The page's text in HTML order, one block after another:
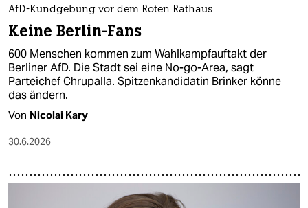
AfD-Kundgebung vor dem Roten Rathaus
Keine Berlin-Fans
600 Menschen kommen zum Wahlkampfauftakt der
Berliner AfD. Die Stadt sei eine No-go-Area, sagt
Parteichef Chrupalla. Spitzenkandidatin Brinker könne
das ändern.
Von Nicolai Kary
30.6.2026